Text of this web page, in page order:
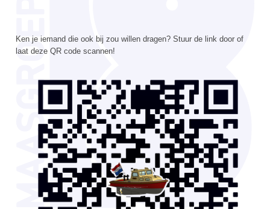
Ken je iemand die ook bij zou willen dragen? Stuur de link door of
laat deze QR code scannen!